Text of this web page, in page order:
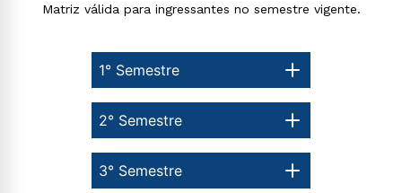
Matriz válida para ingressantes no semestre vigente.
1° Semestre
3° Semestre
2° Semestre
envio de conteúdos da Cruzeiro do Sul.